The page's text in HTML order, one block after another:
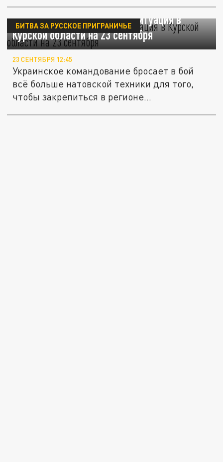
Всё больше техники НАТО! Ситуация в
Курской области на 23 сентября
БИТВА ЗА РУССКОЕ ПРИГРАНИЧЬЕ
23 СЕНТЯБРЯ 12:45
Украинское командование бросает в бой
всё больше натовской техники для того,
чтобы закрепиться в регионе...